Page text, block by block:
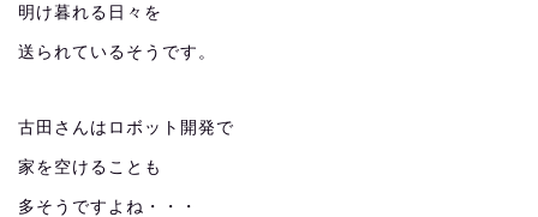
明け暮れる日々を
送られているそうです。
古田さんはロボット開発で
家を空けることも
多そうですよね・・・